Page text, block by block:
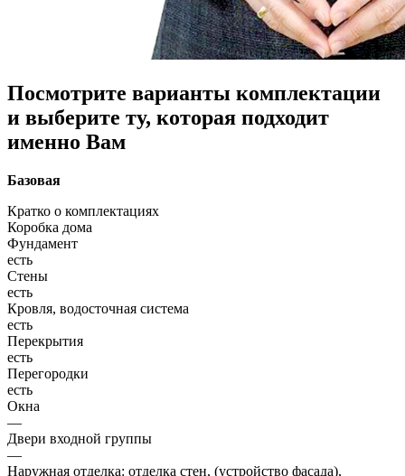
Посмотрите варианты комплектации
и выберите ту, которая подходит
именно Вам
Базовая
Кратко о комплектациях
Коробка дома
Фундамент
есть
Стены
есть
Кровля, водосточная система
есть
Перекрытия
есть
Перегородки
есть
Окна
—
Двери входной группы
—
Наружная отделка: отделка стен, (устройство фасада),